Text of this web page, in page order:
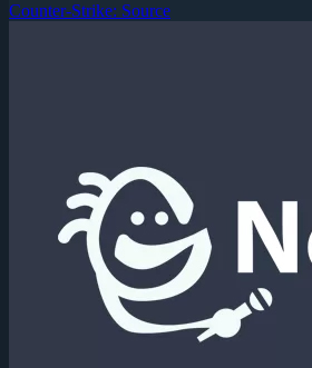
Counter-Strike: Source